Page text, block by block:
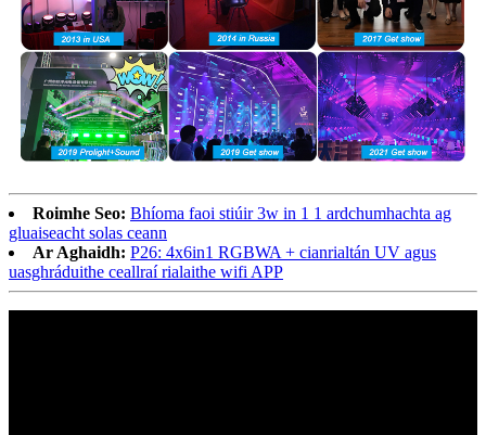
Roimhe Seo: Bhíoma faoi stiúir 3w in 1 1 ardchumhachta ag
gluaiseacht solas ceann
Ar Aghaidh: P26: 4x6in1 RGBWA + cianrialtán UV agus
uasghráduithe ceallraí rialaithe wifi APP